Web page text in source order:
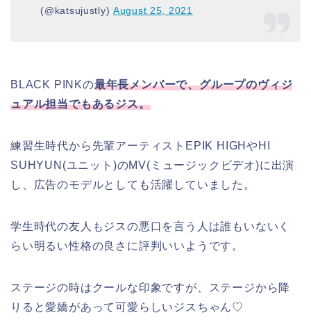
(@katsujustly) August 25, 2021
BLACK PINKの最年長メンバーで、グループのヴィジ
ュアル担当でもあるジス。
練習生時代から先輩アーティストEPIK HIGHやHI
SUHYUN(ユニット)のMV(ミュージックビデオ)に出演
し、広告のモデルとしても活躍していました。
学生時代の友人もジスの悪口を言う人は誰もいないく
らい明るい性格の良さに評判いいようです。
ステージの時はクールな印象ですが、ステージから降
りると愛嬌があって可愛らしいジスちゃん♡